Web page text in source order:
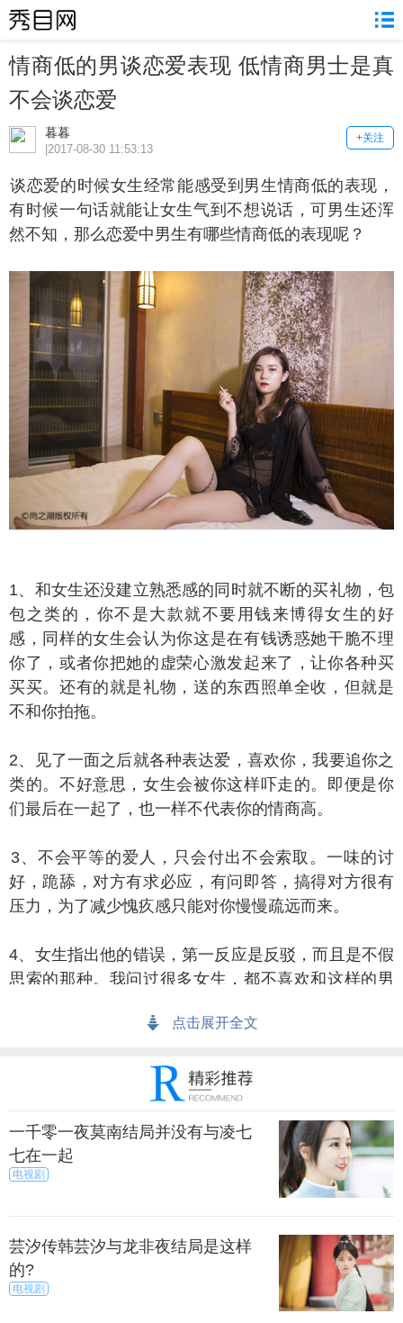
情商低的男谈恋爱表现 低情商男士是真
不会谈恋爱
暮暮 +关注
|2017-08-30 11:53:13
爱的时候女生经常能感受到男生情商低的表现，
有时候一句话就能让女生气到不想说话，可男生还浑
然不知，那么恋爱中男生有哪些情商低的表现呢？
和女生还没建立熟悉感的同时就不断的买礼物，包
包之类的，你不是大款就不要用钱来博得女生的好
感，同样的女生会认为你这是在有钱诱惑她干脆不理
你了，或者你把她的虚荣心激发起来了，让你各种买
买买。还有的就是礼物，送的东西照单全收，但就是
不和你拍拖。
见了一面之后就各种表达爱，喜欢你，我要追你之
类的。不好意思，女生会被你这样吓走的。即便是你
们最后在一起了，也一样不代表你的情商高。
不会平等的爱人，只会付出不会索取。一味的讨
好，跪舔，对方有求必应，有问即答，搞得对方很有
压力，为了减少愧疚感只能对你慢慢疏远而来。
女生指出他的错误，第一反应是反驳，而且是不假
思索的那种。我问过很多女生，都不喜欢和这样的男
想，不然还能怎样?或者以为所有人都在和自己作对，
别人说的什么都是为了针对他和他过去不去。
认为女生都什么都做不好，喜欢指点江山，让女生
这样做那样做。话说女生什么都做不好，不也长大成
人了吗?分明是自己没有把女生当做一个独立的个人来
对待。
对关心自己的人高高在上，对冷落自己的人却卑躬
屈膝。
点击展开全文
一千零一夜莫南结局并没有与凌七
七在一起
电视剧
芸汐传韩芸汐与龙非夜结局是这样
的?
电视剧